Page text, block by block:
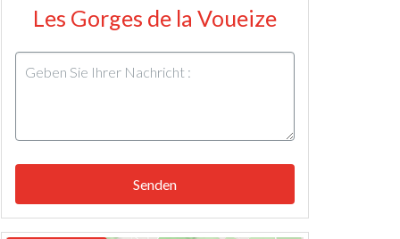
Les Gorges de la Voueize
Senden